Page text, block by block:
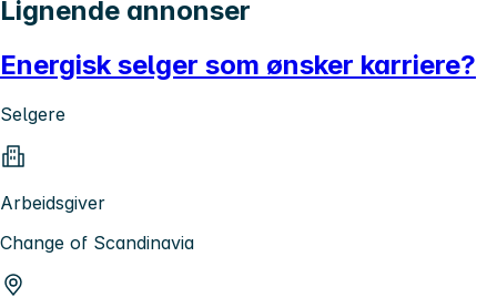
Lignende annonser
Energisk selger som ønsker karriere?
Selgere
Arbeidsgiver
Change of Scandinavia